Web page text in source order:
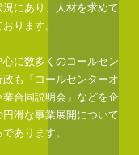
にあり、人材を求めて
ります。
に数多くのコールセン
も「コールセンターオ
合同説明会」などを企
滑な事業展開について
あります。